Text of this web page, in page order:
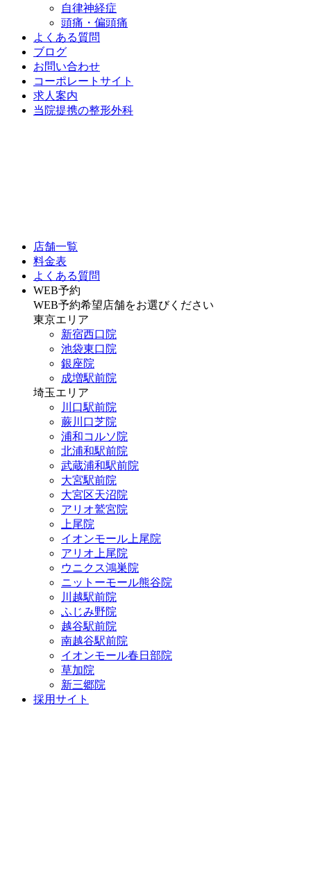
自律神経症
頭痛・偏頭痛
よくある質問
ブログ
お問い合わせ
コーポレートサイト
求人案内
当院提携の整形外科
店舗一覧
料金表
よくある質問
WEB予約
WEB予約希望店舗をお選びください
東京エリア
新宿西口院
池袋東口院
銀座院
成増駅前院
埼玉エリア
川口駅前院
蕨川口芝院
浦和コルソ院
北浦和駅前院
武蔵浦和駅前院
大宮駅前院
大宮区天沼院
アリオ鷲宮院
上尾院
イオンモール上尾院
アリオ上尾院
ウニクス鴻巣院
ニットーモール熊谷院
川越駅前院
ふじみ野院
越谷駅前院
南越谷駅前院
イオンモール春日部院
草加院
新三郷院
採用サイト